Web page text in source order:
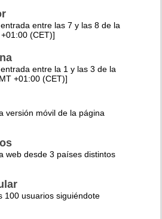
entre las 7 y las 8 de la
(CET)]
entre la 1 y las 3 de la
+01:00 (CET)]
versión móvil de la página
web desde 3 países distintos
100 usuarios siguiéndote